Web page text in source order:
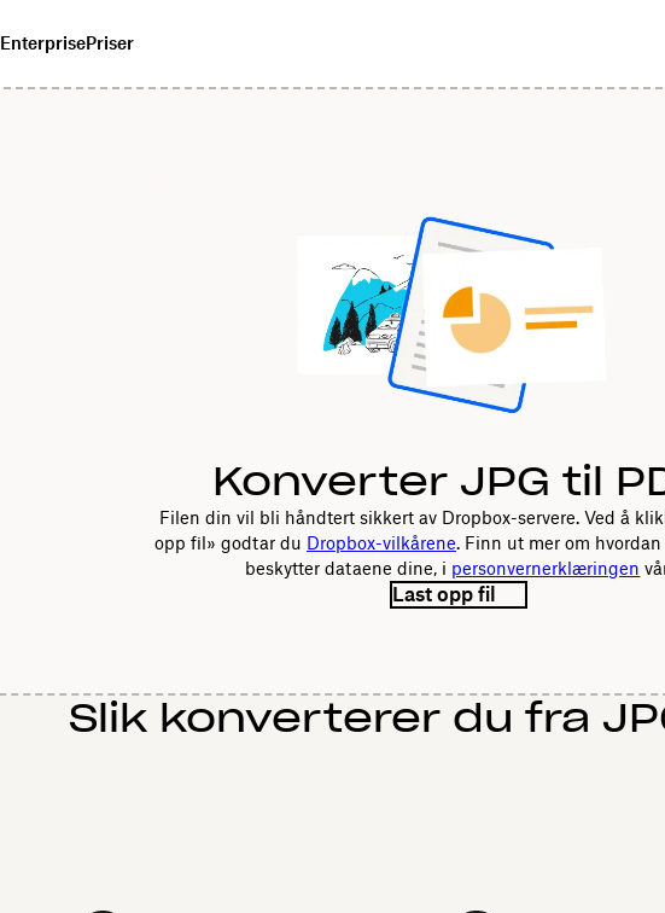
EnterprisePriser
Konverter JPG til
Filen din vil bli håndtert sikkert av Dropbox-servere. Ved å
opp fil» godtar du Dropbox-vilkårene. Finn ut mer om
beskytter dataene dine, i personvernerklæringen
Last opp fil
Slik konverterer du fra